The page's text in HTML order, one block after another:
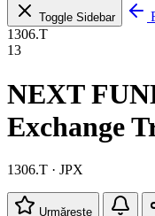
Toggle Sidebar
1306.T
13
NEXT
Exchange
1306.T · JPX
Urmărește